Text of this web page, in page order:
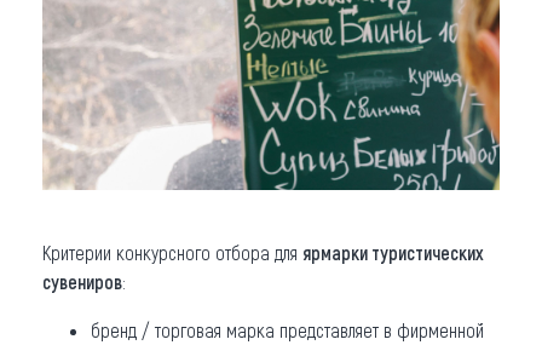
Критерии конкурсного отбора для ярмарки туристических
сувениров:
бренд / торговая марка представляет в фирменной